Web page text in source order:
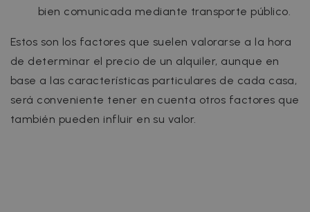
bien comunicada mediante transporte público.
Estos son los factores que suelen valorarse a la hora
de determinar el precio de un alquiler, aunque en
base a las características particulares de cada casa,
será conveniente tener en cuenta otros factores que
también pueden influir en su valor.